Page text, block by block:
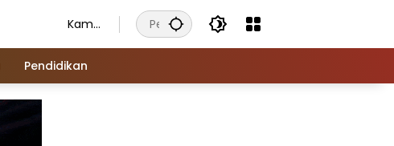
Kamis
Agust
us
Pendidikan